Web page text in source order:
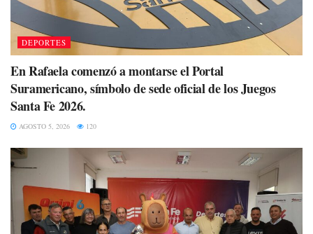
DEPORTES
En Rafaela comenzó a montarse el Portal
Suramericano, símbolo de sede oficial de los Juegos
Santa Fe 2026.
AGOSTO 5, 2026 120